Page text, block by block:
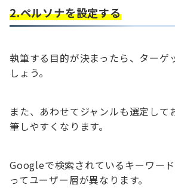
2.ペルソナを設定する
執筆する目的が決まったら、ターゲ
しょう。
また、あわせてジャンルも選定して
筆しやすくなります。
Googleで検索されているキーワー
ってユーザー層が異なります。